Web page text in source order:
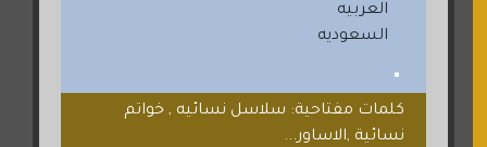
العربيه
السعوديه
كلمات مفتاحية: سلاسل نسائيه , خواتم
نسائية ,الاساور...